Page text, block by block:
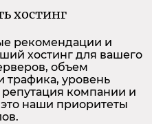
хостинг
рекомендации и
хостинг для вашего
объем
трафика, уровень
компании и
наши приоритеты